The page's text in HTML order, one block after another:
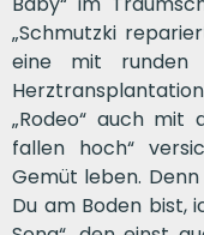
„Schmutzki
eine mit runden
„Rodeo“ auch mit
fallen hoch“
Gemüt leben. Denn
Du am Boden bist,